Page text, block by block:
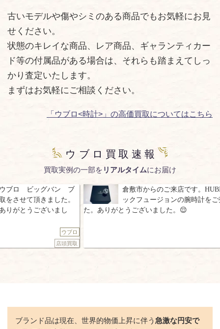
古いモデルや傷やシミのある商品でもお気軽にお見
せください。
状態のキレイな商品、レア商品、ギャランティカー
ド等の付属品がある場合は、それらも踏まえてしっ
かり査定いたします。
まずはお気軽にご相談ください。
「ウブロ<時計>」の高価買取についてはこちら
ウブロ買取速報
買取実例の一部を リアルタイムにお届け
倉敷市からのご来店です。HUBLOT クラシ
ックフュージョンの腕時計をご売却頂きまし
た。ありがとうございました。😌
未使用
2017年
ブランド品は現在、世界的物価上昇に伴う 急激な円安で